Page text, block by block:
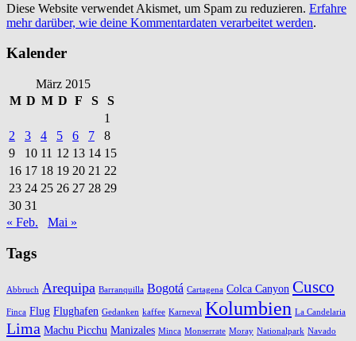
Diese Website verwendet Akismet, um Spam zu reduzieren. Erfahre
mehr darüber, wie deine Kommentardaten verarbeitet werden.
Kalender
März 2015
M D M D F S
S
1
2
3 4 5 6 7
8
9
10 11 12 13 14 15
16 17 18 19 20 21 22
23 24 25 26 27 28 29
30 31
« Feb.
Mai »
Tags
Abbruch Arequipa Barranquilla Bogotá Cartagena Colca Canyon Cusco
Finca Flug Flughafen Gedanken kaffee Karneval Kolumbien La Candelaria
Lima Machu Picchu Manizales Minca Monserrate Moray Nationalpark Navado